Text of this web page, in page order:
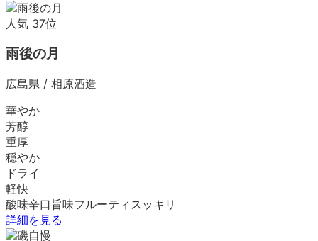
人気 37位
雨後の月
広島県 / 相原酒造
華やか
芳醇
重厚
穏やか
ドライ
軽快
酸味辛口 旨味フルーティ スッキリ
詳細を見る